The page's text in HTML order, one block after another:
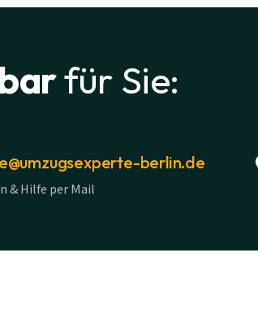
für Sie:
berlin.de
& Hilfe per Mail